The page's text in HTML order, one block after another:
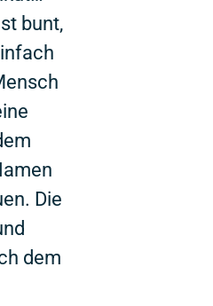
bunt,
Die
dem